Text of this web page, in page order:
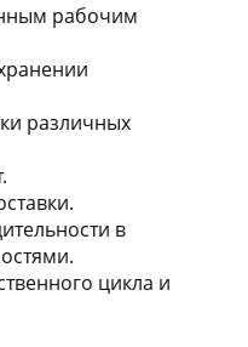
рабочим
различных
в
цикла и